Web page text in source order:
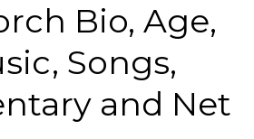
Bio, Age,
Songs,
and Net